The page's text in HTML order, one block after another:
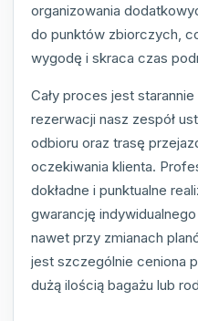
organizowania
do punktów zbiorczych,
wygodę i skraca czas
Cały proces jest
rezerwacji nasz zespół
odbioru oraz trasę
oczekiwania klienta.
dokładne i punktualne
gwarancję
nawet przy zmianach
jest szczególnie ceniona
dużą ilością bagażu lub